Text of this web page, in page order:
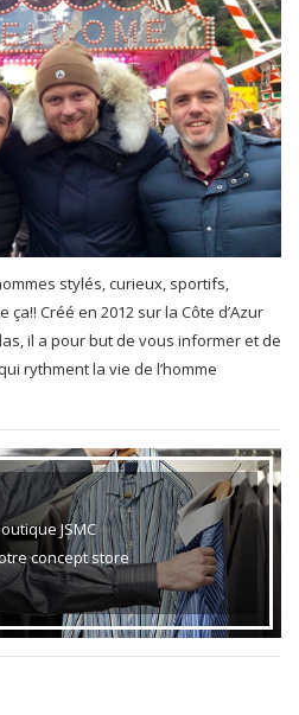
stylés, curieux, sportifs,
Créé en 2012 sur la Côte d’Azur
il a pour but de vous informer et de
rythment la vie de l’homme
JSMC
concept store